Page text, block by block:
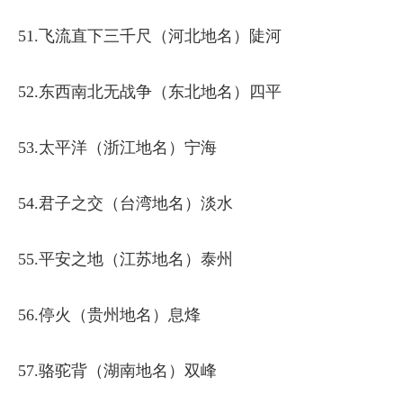
51.飞流直下三千尺（河北地名）陡河
52.东西南北无战争（东北地名）四平
53.太平洋（浙江地名）宁海
54.君子之交（台湾地名）淡水
55.平安之地（江苏地名）泰州
56.停火（贵州地名）息烽
57.骆驼背（湖南地名）双峰